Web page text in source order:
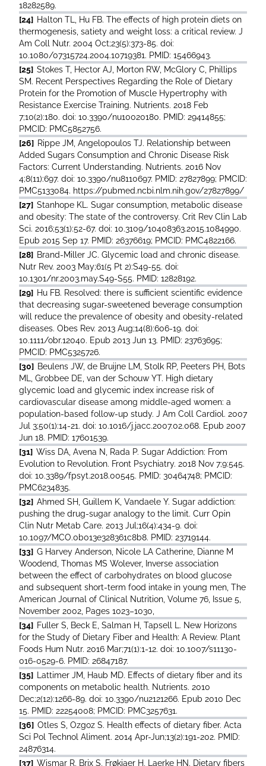
18282589.
[24] Halton TL, Hu FB. The effects of high protein diets on
thermogenesis, satiety and weight loss: a critical review. J
Am Coll Nutr. 2004 Oct;23(5):373-85. doi:
10.1080/07315724.2004.10719381. PMID: 15466943.
[25] Stokes T, Hector AJ, Morton RW, McGlory C, Phillips
SM. Recent Perspectives Regarding the Role of Dietary
Protein for the Promotion of Muscle Hypertrophy with
Resistance Exercise Training. Nutrients. 2018 Feb
7;10(2):180. doi: 10.3390/nu10020180. PMID: 29414855;
PMCID: PMC5852756.
[26] Rippe JM, Angelopoulos TJ. Relationship between
Added Sugars Consumption and Chronic Disease Risk
Factors: Current Understanding. Nutrients. 2016 Nov
4;8(11):697. doi: 10.3390/nu8110697. PMID: 27827899; PMCID:
PMC5133084. https://pubmed.ncbi.nlm.nih.gov/27827899/
[27] Stanhope KL. Sugar consumption, metabolic disease
and obesity: The state of the controversy. Crit Rev Clin Lab
Sci. 2016;53(1):52-67. doi: 10.3109/10408363.2015.1084990.
Epub 2015 Sep 17. PMID: 26376619; PMCID: PMC4822166.
[28] Brand-Miller JC. Glycemic load and chronic disease.
Nutr Rev. 2003 May;61(5 Pt 2):S49-55. doi:
10.1301/nr.2003.may.S49-S55. PMID: 12828192.
[29] Hu FB. Resolved: there is sufficient scientific evidence
that decreasing sugar-sweetened beverage consumption
will reduce the prevalence of obesity and obesity-related
diseases. Obes Rev. 2013 Aug;14(8):606-19. doi:
10.1111/obr.12040. Epub 2013 Jun 13. PMID: 23763695;
PMCID: PMC5325726.
[30] Beulens JW, de Bruijne LM, Stolk RP, Peeters PH, Bots
ML, Grobbee DE, van der Schouw YT. High dietary
glycemic load and glycemic index increase risk of
cardiovascular disease among middle-aged women: a
population-based follow-up study. J Am Coll Cardiol. 2007
Jul 3;50(1):14-21. doi: 10.1016/j.jacc.2007.02.068. Epub 2007
Jun 18. PMID: 17601539.
[31] Wiss DA, Avena N, Rada P. Sugar Addiction: From
Evolution to Revolution. Front Psychiatry. 2018 Nov 7;9:545.
doi: 10.3389/fpsyt.2018.00545. PMID: 30464748; PMCID:
PMC6234835.
[32] Ahmed SH, Guillem K, Vandaele Y. Sugar addiction:
pushing the drug-sugar analogy to the limit. Curr Opin
Clin Nutr Metab Care. 2013 Jul;16(4):434-9. doi:
10.1097/MCO.0b013e328361c8b8. PMID: 23719144.
[33] G Harvey Anderson, Nicole LA Catherine, Dianne M
Woodend, Thomas MS Wolever, Inverse association
between the effect of carbohydrates on blood glucose
and subsequent short-term food intake in young men, The
American Journal of Clinical Nutrition, Volume 76, Issue 5,
November 2002, Pages 1023–1030,
[34] Fuller S, Beck E, Salman H, Tapsell L. New Horizons
for the Study of Dietary Fiber and Health: A Review. Plant
Foods Hum Nutr. 2016 Mar;71(1):1-12. doi: 10.1007/s11130-
016-0529-6. PMID: 26847187.
[35]
Lattimer JM, Haub MD. Effects of dietary fiber and its
components on metabolic health. Nutrients. 2010
Dec;2(12):1266-89. doi: 10.3390/nu2121266. Epub 2010 Dec
15. PMID: 22254008; PMCID: PMC3257631.
[36] Otles S, Ozgoz S. Health effects of dietary fiber. Acta
Sci Pol Technol Aliment. 2014 Apr-Jun;13(2):191-202. PMID:
24876314.
[37] Wismar R, Brix S, Frøkiaer H, Laerke HN. Dietary fibers